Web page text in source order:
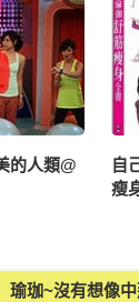
的人類@
自
瘦
瑜珈~沒有想像